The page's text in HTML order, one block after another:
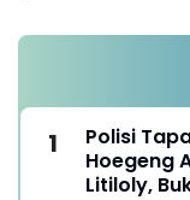
Polisi
Hoegeng
Litiloly,